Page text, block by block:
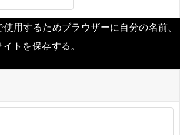
用するためブラウザーに自分の名前、
トを保存する。